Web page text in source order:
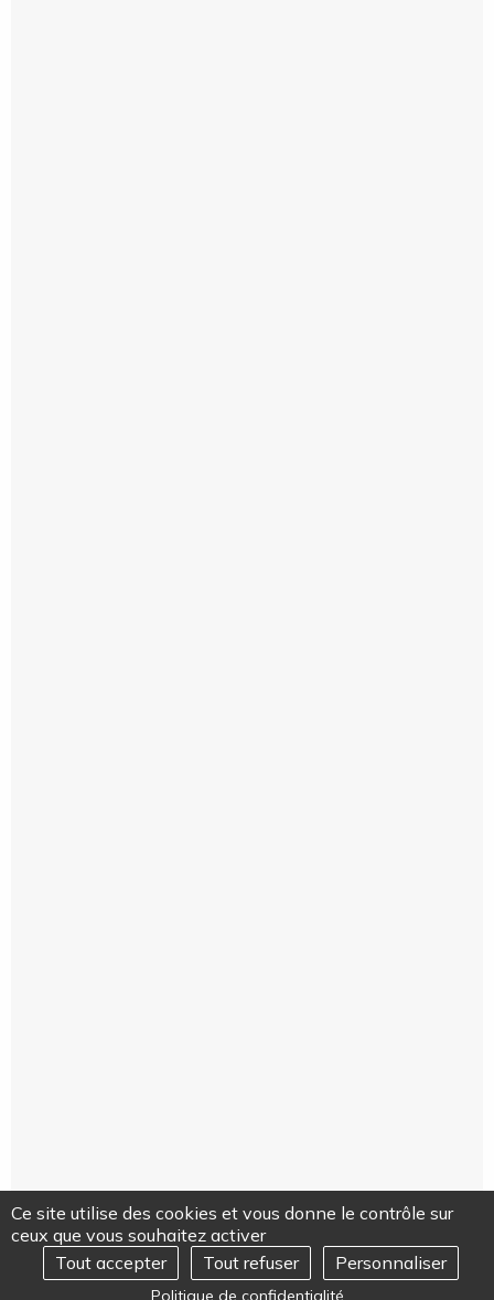
REJOIGNEZ-NOUS
Ouvrir
Ce site utilise des cookies et vous donne le contrôle sur
ceux que vous souhaitez activer
Tout accepter
Tout refuser Personnaliser
Politique de confidentialité